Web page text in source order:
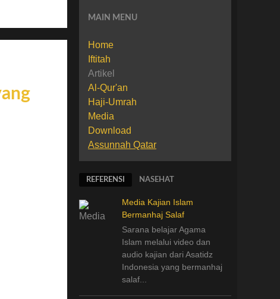
MAIN MENU
Home
Iftitah
Artikel
Al-Qur'an
Haji-Umrah
Media
Download
Assunnah Qatar
REFERENSI NASEHAT
Media Kajian Islam
Bermanhaj Salaf
Sarana belajar Agama
Islam melalui video dan
audio kajian dari Asatidz
Indonesiayang bermanhaj
salaf...